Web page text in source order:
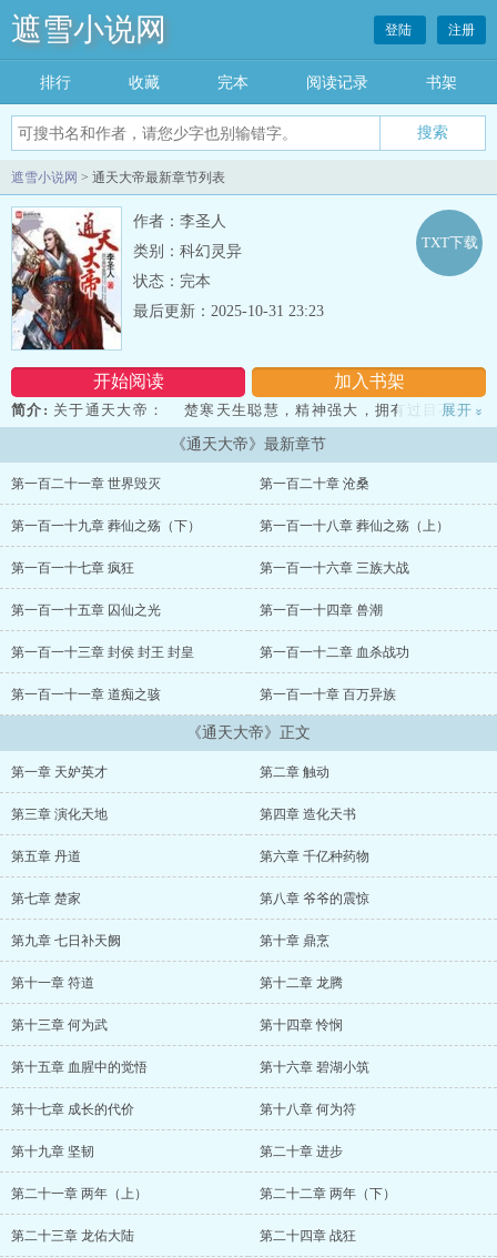
遮雪小说网 登陆 注册
排行 收藏 完本 阅读记录 书架
遮雪小说网 > 通天大帝最新章节列表
作者：李圣人
类别：科幻灵异
状态：完本
开始阅读 加入书架
TXT下载
最后更新：2025-10-31 23:23
简介: 关于通天大帝： 楚寒天生聪慧，精神强大，拥有过目不忘之
能，当打开识海之门时，震惊发现，脑海中竟然存在一本书：造化天
书！ 造化天书中有上古丹道传承、符道传承、阵道传承、器道传
承……又有天战之阁、悟道之殿……书中仙能穷搜天下之书等！ 初
符，便折服符道大宗师；铸造之术，让家族之业，蒸蒸日
上……！ 一部奇书，不知其所来，却让楚寒打破一个个领域的巅
峰，铸就无双之神话！ 【新书需要支持才能成长：求收藏、求票
票、求评论、求打赏！】 【PS：已经完成近200万字小说《云中子
异界游》，保证完本，请放心收藏！】 ......
展开 »
《通天大帝》最新章节
第一百二十一章 世界毁灭 第一百二十章 沧桑
第一百一十九章 葬仙之殇（下） 第一百一十八章 葬仙之殇（上）
第一百一十七章 疯狂 第一百一十六章 三族大战
第一百一十五章 囚仙之光 第一百一十四章 兽潮
第一百一十三章 封侯 封王 封皇 第一百一十二章 血杀战功
第一百一十一章 道痴之骇 第一百一十章 百万异族
《通天大帝》正文
第一章 天妒英才 第二章 触动
第三章 演化天地 第四章 造化天书
第五章 丹道 第六章 千亿种药物
第七章 楚家 第八章 爷爷的震惊
第九章 七日补天阙 第十章 鼎烹
第十一章 符道 第十二章 龙腾
第十三章 何为武 第十四章 怜悯
第十五章 血腥中的觉悟 第十六章 碧湖小筑
第十七章 成长的代价 第十八章 何为符
第十九章 坚韧 第二十章 进步
第二十一章 两年（上） 第二十二章 两年（下）
第二十三章 龙佑大陆 第二十四章 战狂